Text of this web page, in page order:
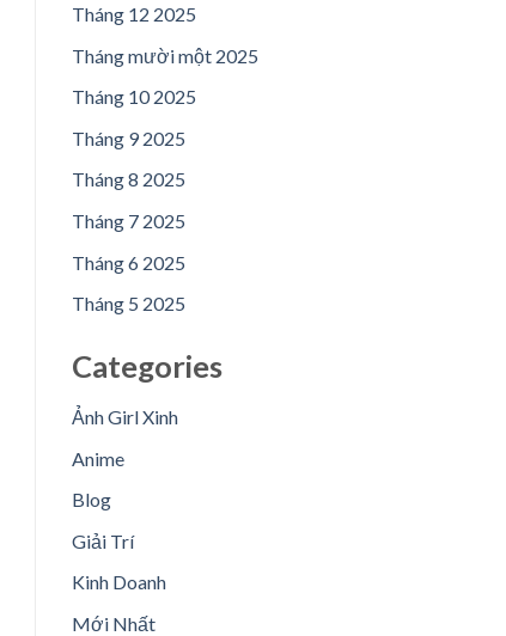
Tháng 12 2025
Tháng mười một 2025
Tháng 10 2025
Tháng 9 2025
Tháng 8 2025
Tháng 7 2025
Tháng 6 2025
Tháng 5 2025
Categories
Ảnh Girl Xinh
Anime
Blog
Giải Trí
Kinh Doanh
Mới Nhất